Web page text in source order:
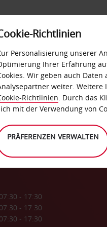
SELF-
07:30 - 17:30
07:30 - 17:30
07:30 - 17:30
Richtlinien
Personalisierung unserer
Ihrer Erfahrung
Wir geben auch
weiter.
Richtlinien. Durch das
mit der Verwendung von
PRÄFERENZEN VERWALTEN